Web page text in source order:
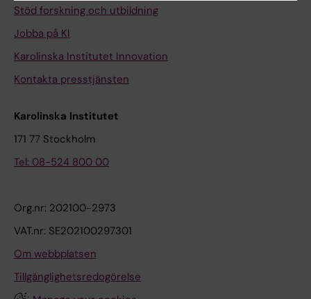
Stöd forskning och utbildning
Jobba på KI
Karolinska Institutet Innovation
Kontakta presstjänsten
Karolinska Institutet
171 77 Stockholm
Tel: 08-524 800 00
Org.nr: 202100-2973
VAT.nr: SE202100297301
Om webbplatsen
Tillgänglighetsredogörelse